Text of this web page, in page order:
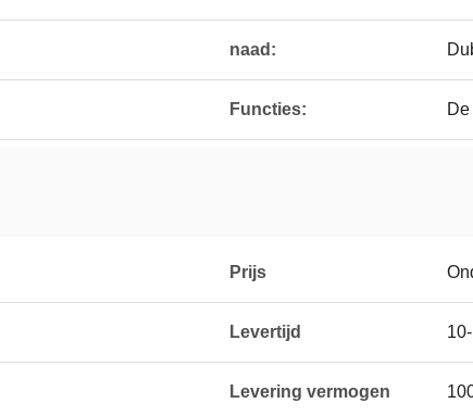
naad:
Functies:
Prijs
Levertijd
Levering vermogen